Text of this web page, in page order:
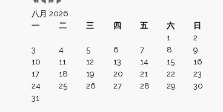
八月 2026
一
二 三 四 五 六
日
1
2
3
4 5 6 7 8
9
10
11 12 13 14 15
16
17
18 19 20 21 22
23
24
25 26 27 28 29
30
31